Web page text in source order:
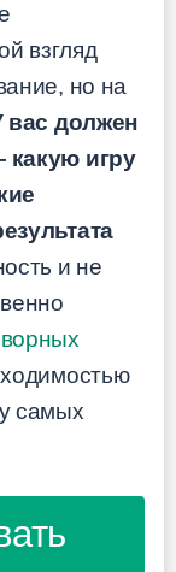
взгляд
но на
вас должен
какую игру
и не
самых